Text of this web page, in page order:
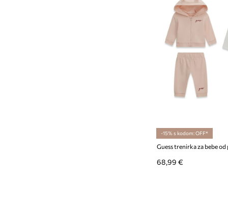
-15% s kodom: OFF*
Guess trenirka za bebe od
68,99 €